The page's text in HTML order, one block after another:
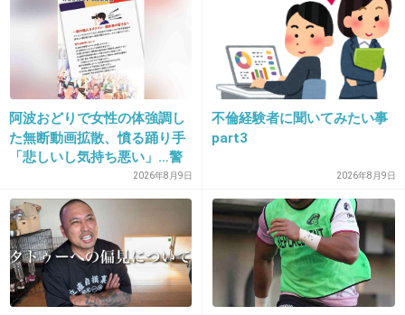
出典：84ism.jp
+172 -9
19. 匿名 2013/12/31(火) 10:30:36
たけのこはモソモソした食感が苦手なんだよ
ね…
+160
阿波おどりで女性の体強調し
た無断動画拡散、憤る踊り手
「悲しいし気持ち悪い」…警
2026年8月9日
不倫経験者に聞いてみたい事
part3
2026年8月9日